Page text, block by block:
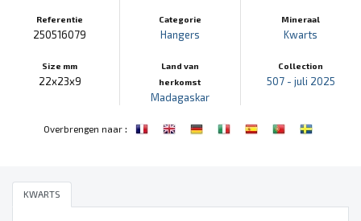
Referentie
250516079
Size mm
22x23x9
Categorie
Hangers
Land van
herkomst
Madagaskar
Mineraal
Kwarts
Collection
507 - juli 2025
Overbrengen naar:
KWARTS